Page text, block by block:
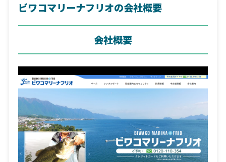
ビワコマリーナフリオの会社概要
会社概要